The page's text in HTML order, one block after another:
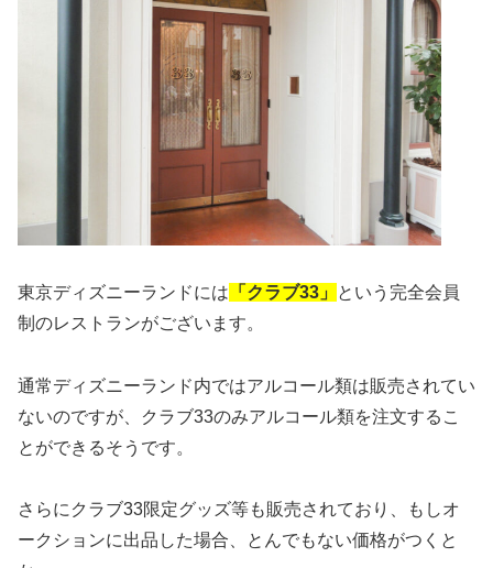
東京ディズニーランドには 「クラブ33」
という完全会員
制のレストランがございます。
通常ディズニーランド内ではアルコール類は販売されてい
ないのですが、クラブ33のみアルコール類を注文するこ
とができるそうです。
さらにクラブ33限定グッズ等も販売されており、もしオ
ークションに出品した場合、とんでもない価格がつくと